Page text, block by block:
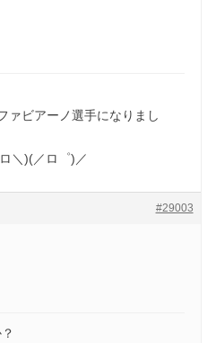
ァビアーノ選手になりまし
＼)(／ロ゜)／
#29003